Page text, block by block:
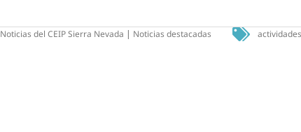
Noticias del CEIP Sierra Nevada | Noticias destacadas